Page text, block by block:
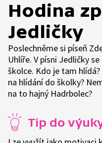
Hodina
Jedličky
Poslechněme si píseň
Uhlíře. V písni Jedličky
školce. Kdo je tam
na hlídání do školky?
na to hajný Hadrbolec?
Tip do